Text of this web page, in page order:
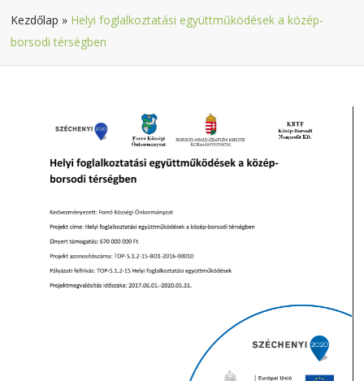
Kezdőlap » Helyi foglalkoztatási együttműködések a közép-
borsodi térségben